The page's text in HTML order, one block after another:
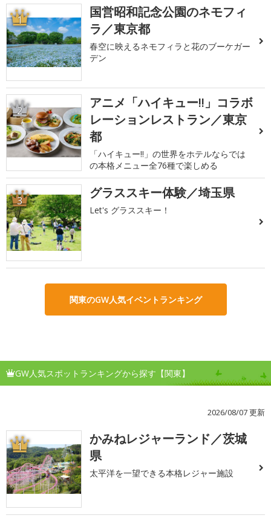
1
国営昭和記念公園のネモフィ
ラ／東京都
春空に映えるネモフィラと花のブーケガー
デン
2
アニメ「ハイキュー!!」コラボ
レーションレストラン／東京
都
「ハイキュー!!」の世界をホテルならでは
の本格メニュー全76種で楽しめる
3 グラススキー体験／埼玉県
Let's グラススキー！
関東のGW人気イベントランキング
GW人気スポットランキングから探す【関東】
2026/08/07 更新
1
かみねレジャーランド／茨城
県
太平洋を一望できる本格レジャー施設